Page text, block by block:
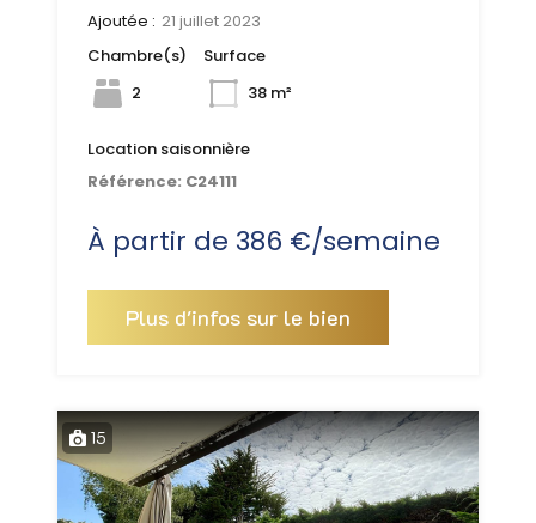
Ajoutée : 21 juillet 2023
Chambre(s)
2
Surface
38 m²
Location saisonnière
Référence: C24111
À partir de 386 €/semaine
Plus d'infos sur le bien
15